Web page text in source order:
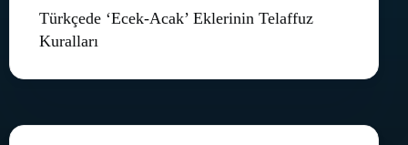
Türkçede ‘Ecek-Acak’ Eklerinin Telaffuz
Kuralları